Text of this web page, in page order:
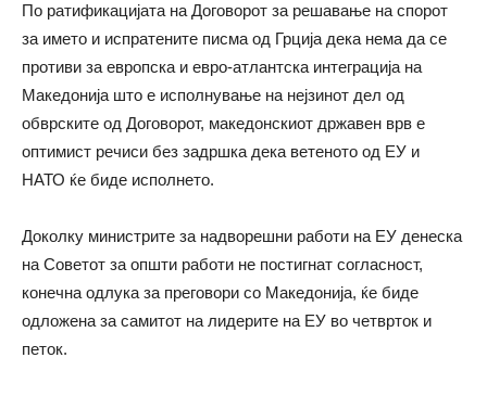
По ратификацијата на Договорот за решавање на спорот
за името и испратените писма од Грција дека нема да се
противи за европска и евро-атлантска интеграција на
Македонија што е исполнување на нејзинот дел од
обврските од Договорот, македонскиот државен врв е
оптимист речиси без задршка дека ветеното од ЕУ и
НАТО ќе биде исполнето.
Доколку министрите за надворешни работи на ЕУ денеска
на Советот за општи работи не постигнат согласност,
конечна одлука за преговори со Македонија, ќе биде
одложена за самитот на лидерите на ЕУ во четврток и
петок.